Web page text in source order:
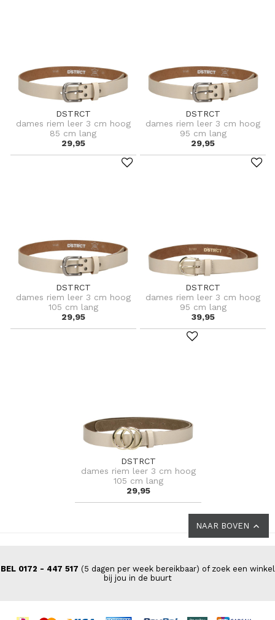
DSTRCT
dames riem leer 3 cm hoog
85 cm lang
29,95
DSTRCT
dames riem leer 3 cm hoog
95 cm lang
29,95
DSTRCT
dames riem leer 3 cm hoog
105 cm lang
29,95
DSTRCT
dames riem leer 3 cm hoog
95 cm lang
39,95
DSTRCT
dames riem leer 3 cm hoog
105 cm lang
29,95
NAAR BOVEN
BEL 0172 - 447 517 (5 dagen per week bereikbaar) of zoek een winkel
bij jou in de buurt